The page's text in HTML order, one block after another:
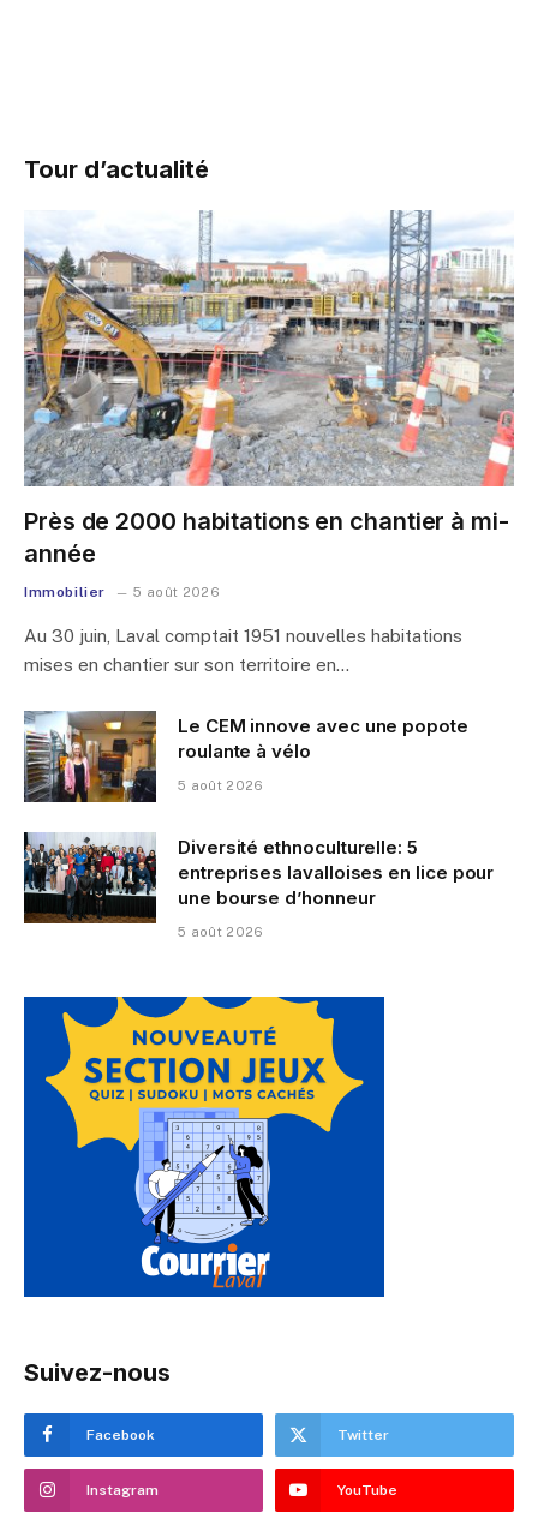
Tour d’actualité
Près de 2000 habitations en chantier à mi-
année
Immobilier 5 août 2026
Au 30 juin, Laval comptait 1951 nouvelles habitations
mises en chantier sur son territoire en…
Le CEM innove avec une popote
roulante à vélo
5 août 2026
Diversité ethnoculturelle: 5
entreprises lavalloises en lice pour
une bourse d’honneur
5 août 2026
Suivez-nous
Facebook Twitter
Instagram YouTube